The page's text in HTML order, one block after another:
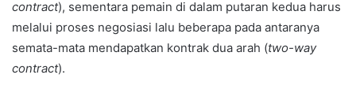
contract), sementara pemain di dalam putaran kedua harus
melalui proses negosiasi lalu beberapa pada antaranya
semata-mata mendapatkan kontrak dua arah (two-way
contract).